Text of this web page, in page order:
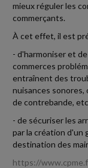
mieux réguler les
commerçants.
À cet effet, il est
- d'harmoniser et
commerces
entraînent des
nuisances
de contrebande,
- de sécuriser les
par la création d'un
destination des
https://